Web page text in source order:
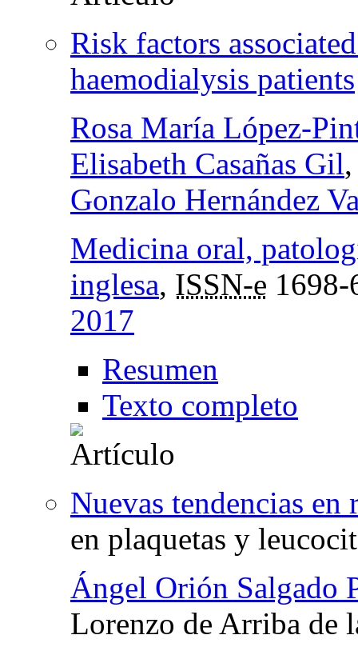
Risk factors
haemodialysis patients
Rosa María López-
Elisabeth Casañas Gil
Gonzalo Hernández
Medicina oral,
inglesa, ISSN-e
2017
Resumen
Texto completo
Nuevas tendencias en
en plaquetas y
Ángel Orión Salgado
Lorenzo de Arriba de